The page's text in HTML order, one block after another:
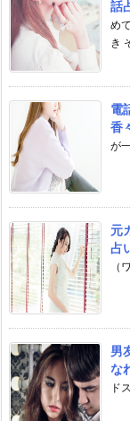
話
め
き
電
香
が
元
占
（
男
な
ド